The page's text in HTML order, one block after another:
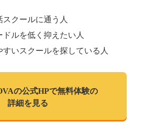
クールに通う人
ルを低く抑えたい人
いスクールを探している人
の公式HPで無料体験の
詳細を見る